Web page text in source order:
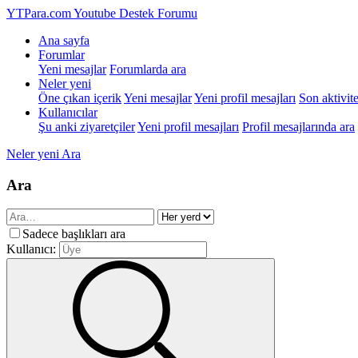
YTPara.comYoutube Destek Forumu
Ana sayfa
Forumlar
Yeni mesajlar Forumlarda ara
Neler yeni
Öne çıkan içerikYeni mesajlarYeni profil mesajları Son
Kullanıcılar
Şu anki ziyaretçilerYeni profil mesajları Profil mesajlarında ara
Neler yeni Ara
Ara
Sadece başlıkları ara
Kullanıcı: